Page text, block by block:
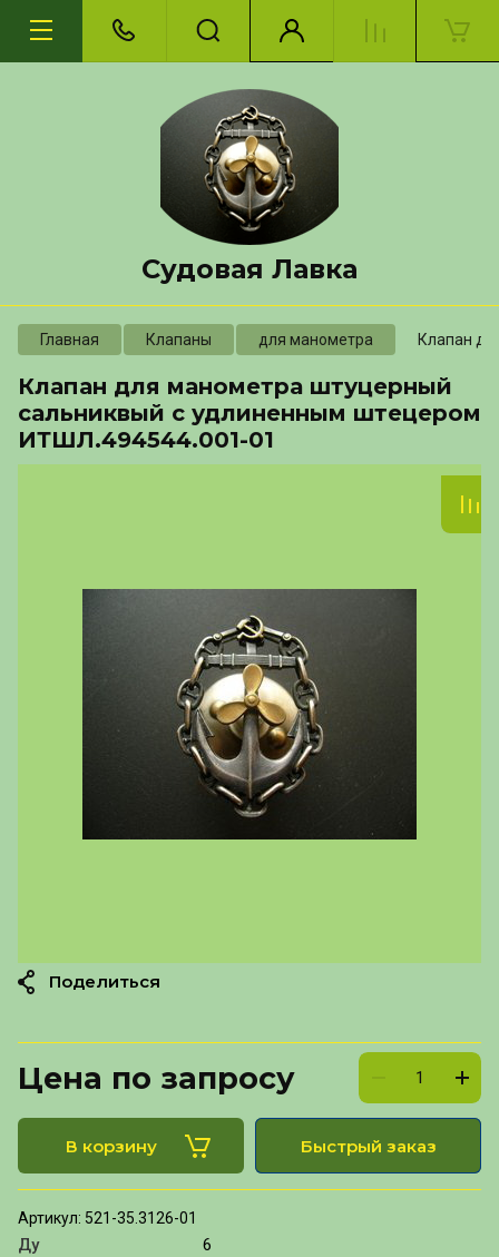
Судовая Лавка
Главная Клапаны для манометра Клапан
Клапан для манометра штуцерный
сальниквый с удлиненным штецером
ИТШЛ.494544.001-01
Цена по запросу
В корзину Быстрый заказ
Артикул: 521-35.3126-01
Ду
6
Поделиться